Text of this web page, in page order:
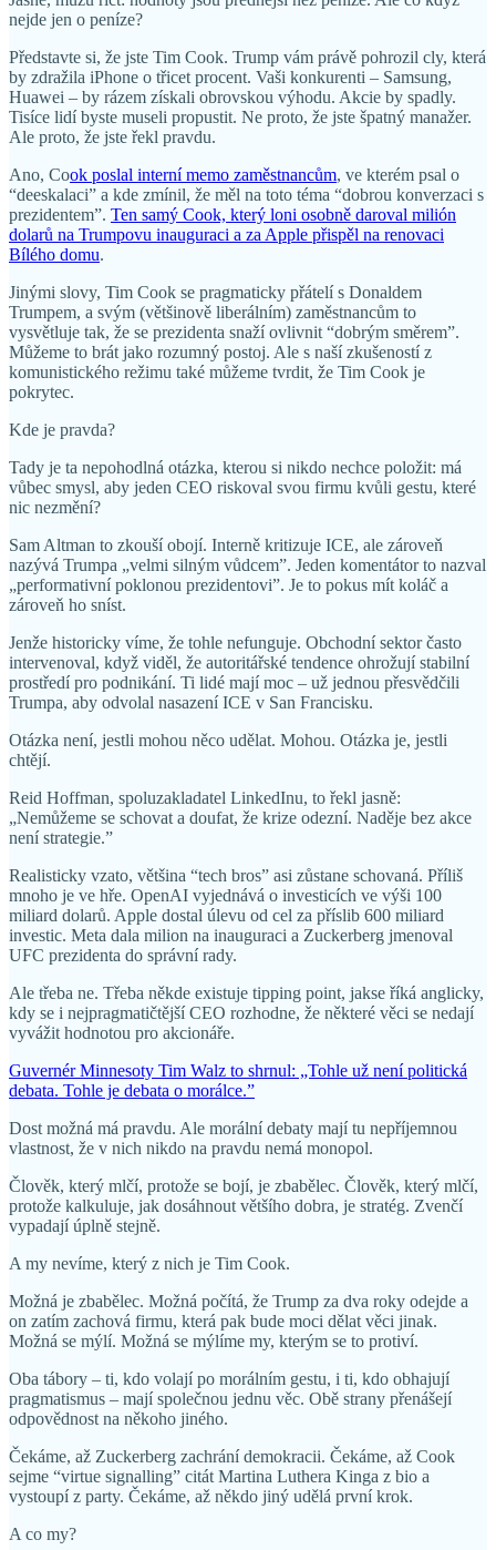
nejde jen o peníze?
Představte si, že jste Tim Cook. Trump vám právě pohrozil cly, která
by zdražila iPhone o třicet procent. Vaši konkurenti – Samsung,
Huawei – by rázem získali obrovskou výhodu. Akcie by spadly.
Tisíce lidí byste museli propustit. Ne proto, že jste špatný manažer.
Ale proto, že jste řekl pravdu.
Ano, Cook poslal interní memo zaměstnancům, ve kterém psal o
“deeskalaci” a kde zmínil, že měl na toto téma “dobrou konverzaci s
prezidentem”. Ten samý Cook, který loni osobně daroval milión
dolarů na Trumpovu inauguraci a za Apple přispěl na renovaci
Bílého domu.
Jinými slovy, Tim Cook se pragmaticky přátelí s Donaldem
Trumpem, a svým (většinově liberálním) zaměstnancům to
vysvětluje tak, že se prezidenta snaží ovlivnit “dobrým směrem”.
Můžeme to brát jako rozumný postoj. Ale s naší zkušeností z
komunistického režimu také můžeme tvrdit, že Tim Cook je
pokrytec.
Kde je pravda?
Tady je ta nepohodlná otázka, kterou si nikdo nechce položit: má
vůbec smysl, aby jeden CEO riskoval svou firmu kvůli gestu, které
nic nezmění?
Sam Altman to zkouší obojí. Interně kritizuje ICE, ale zároveň
nazývá Trumpa „velmi silným vůdcem”. Jeden komentátor to nazval
„performativní poklonou prezidentovi”. Je to pokus mít koláč a
zároveň ho sníst.
Jenže historicky víme, že tohle nefunguje. Obchodní sektor často
intervenoval, když viděl, že autoritářské tendence ohrožují stabilní
prostředí pro podnikání. Ti lidé mají moc – už jednou přesvědčili
Trumpa, aby odvolal nasazení ICE v San Francisku.
Otázka není, jestli mohou něco udělat. Mohou. Otázka je, jestli
chtějí.
Reid Hoffman, spoluzakladatel LinkedInu, to řekl jasně:
„Nemůžeme se schovat a doufat, že krize odezní. Naděje bez akce
není strategie.”
Realisticky vzato, většina “tech bros” asi zůstane schovaná. Příliš
mnoho je ve hře. OpenAI vyjednává o investicích ve výši 100
miliard dolarů. Apple dostal úlevu od cel za příslib 600 miliard
investic. Meta dala milion na inauguraci a Zuckerberg jmenoval
UFC prezidenta do správní rady.
Ale třeba ne. Třeba někde existuje tipping point, jakse říká anglicky,
kdy se i nejpragmatičtější CEO rozhodne, že některé věci se nedají
vyvážit hodnotou pro akcionáře.
Guvernér Minnesoty Tim Walz to shrnul: „Tohle už není politická
debata. Tohle je debata o morálce.”
Dost možná má pravdu. Ale morální debaty mají tu nepříjemnou
vlastnost, že v nich nikdo na pravdu nemá monopol.
Člověk, který mlčí, protože se bojí, je zbabělec. Člověk, který mlčí,
protože kalkuluje, jak dosáhnout většího dobra, je stratég. Zvenčí
vypadají úplně stejně.
A my nevíme, který z nich je Tim Cook.
Možná je zbabělec. Možná počítá, že Trump za dva roky odejde a
on zatím zachová firmu, která pak bude moci dělat věci jinak.
Možná se mýlí. Možná se mýlíme my, kterým se to protiví.
Oba tábory – ti, kdo volají po morálním gestu, i ti, kdo obhajují
pragmatismus – mají společnou jednu věc. Obě strany přenášejí
odpovědnost na někoho jiného.
Čekáme, až Zuckerberg zachrání demokracii. Čekáme, až Cook
sejme “virtue signalling” citát Martina Luthera Kinga z bio a
vystoupí z party. Čekáme, až někdo jiný udělá první krok.
A co my?